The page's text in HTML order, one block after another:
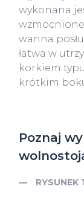
wykonana
wanna
łatwa w
korkiem
krótkim
Poznaj
RYSUNEK